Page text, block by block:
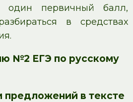
один первичный балл,
в средствах
№2 ЕГЭ по русскому
предложений в тексте